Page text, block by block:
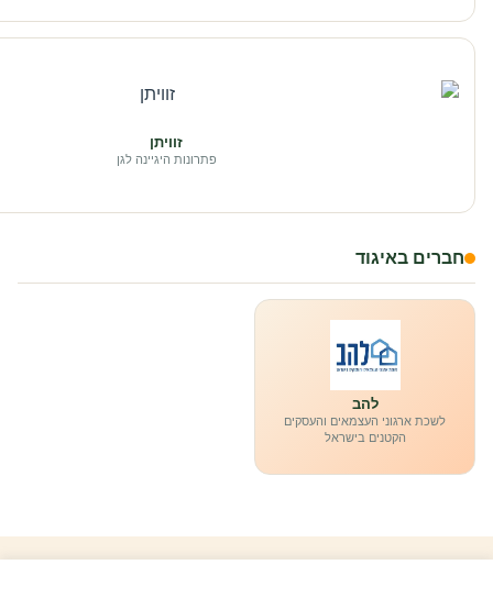
זוויתן
פתרונות היגיינה לגן
חברים באיגוד
להב
לשכת ארגוני העצמאים והעסקים
הקטנים בישראל